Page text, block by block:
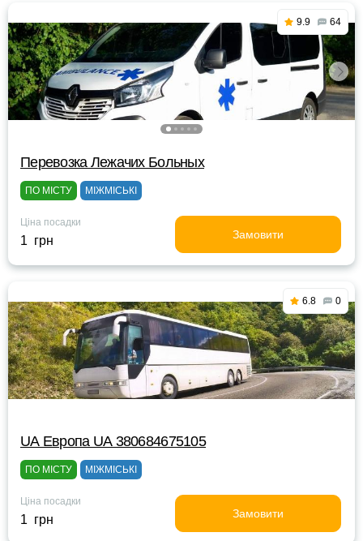
9.9 64
Перевозка Лежачих Больных
ПО МІСТУ МІЖМІСЬКІ
Ціна посадки
1 грн Замовити
6.8 0
UА Европа UА 380684675105
ПО МІСТУ МІЖМІСЬКІ
Ціна посадки
1 грн Замовити